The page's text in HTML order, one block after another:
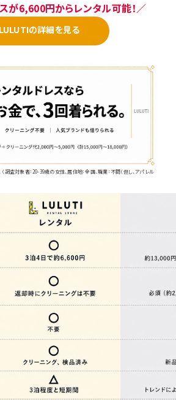
が6,600円からレンタル可能！／
LULUTIの詳細を見る
査対象者：20-39歳の女性、居住地：全国、職業：不問（但し、アパレル